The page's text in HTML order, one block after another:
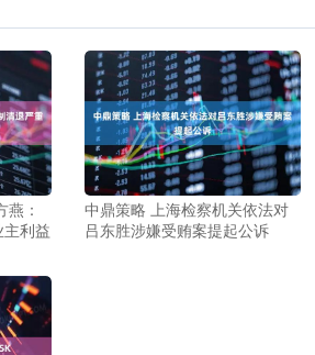
：
利益
中鼎策略 上海检察机关依法对
吕东胜涉嫌受贿案提起公诉